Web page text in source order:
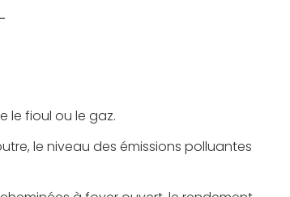
le fioul ou le gaz.
le niveau des émissions polluantes